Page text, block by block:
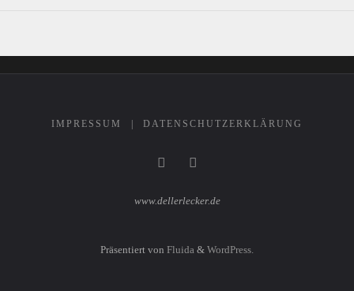
IMPRESSUM DATENSCHUTZERKLÄRUNG
www.dellerlecker.de
Präsentiert von Fluida & WordPress.